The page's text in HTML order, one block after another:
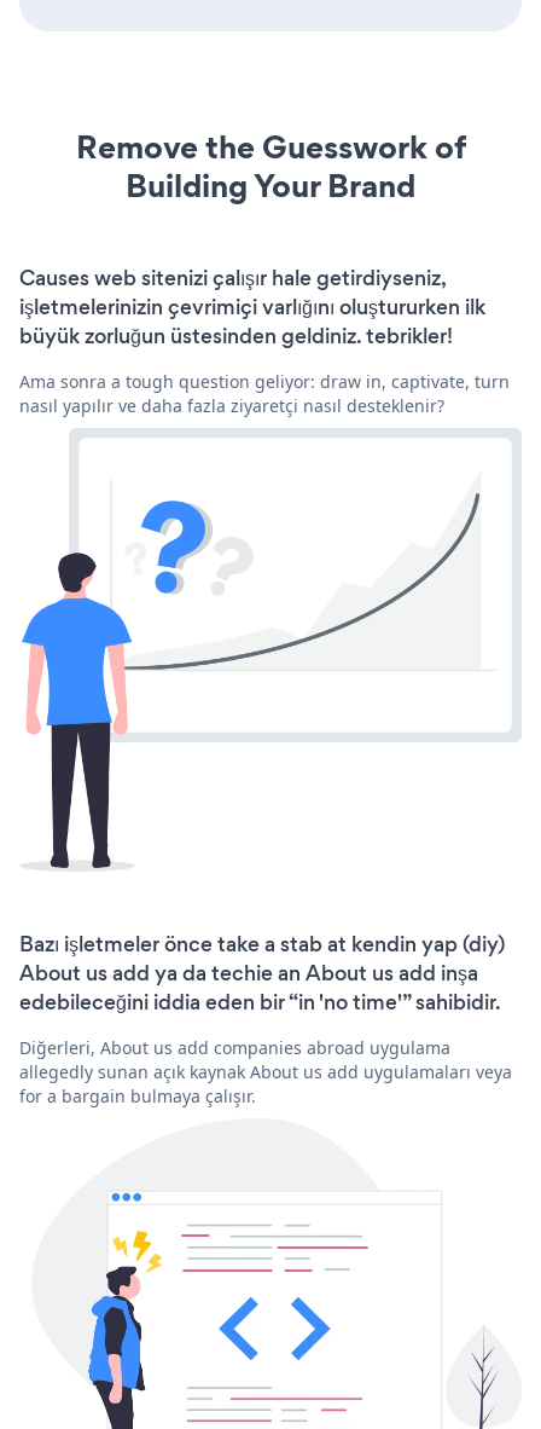
Remove the Guesswork of
Building Your Brand
Causes web sitenizi çalışır hale getirdiyseniz,
işletmelerinizin çevrimiçi varlığını oluştururken ilk
büyük zorluğun üstesinden geldiniz. tebrikler!
Ama sonra a tough question geliyor: draw in, captivate, turn
nasıl yapılır ve daha fazla ziyaretçi nasıl desteklenir?
Bazı işletmeler önce take a stab at kendin yap (diy)
About us add ya da techie an About us add inşa
edebileceğini iddia eden bir “in 'no time'” sahibidir.
Diğerleri, About us add companies abroad uygulama
allegedly sunan açık kaynak About us add uygulamaları veya
for a bargain bulmaya çalışır.